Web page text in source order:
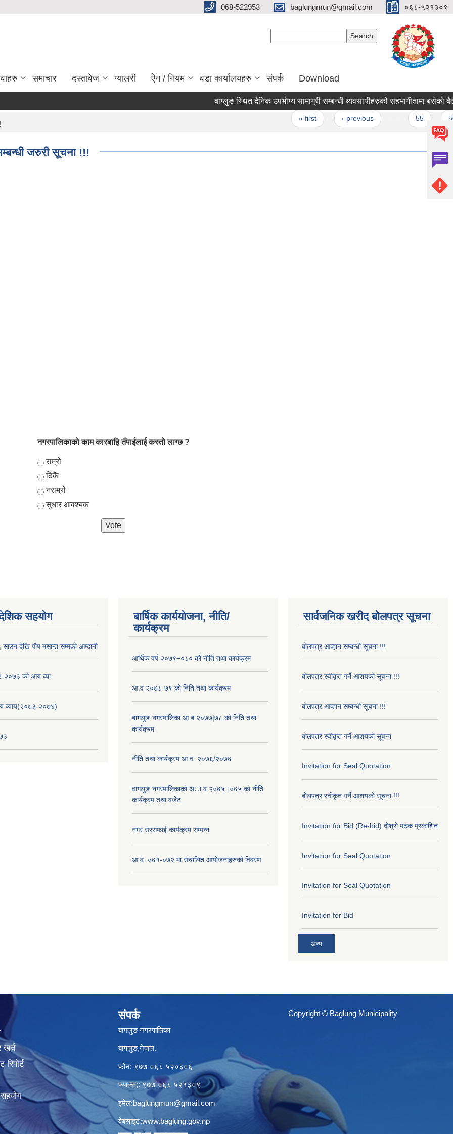
068-522953 baglungmun@gmail.com ०६८-५२१३०९
समाचार दस्तावेज ग्यालरी ऐन / नियम वडा कार्यालयहरु संपर्क Download
बाग्लुङ स्थित दैनिक उपभोग्य सामाग्री सम्बन्धी व्यवसायीहरुको सहभागीतामा बसेको बैठकको
« first ‹ previous …
जरुरी सूचना !!!
नगरपालिकाको काम कारबाहि तँपाईलाई कस्तो लाग्छ ?
Choices
राम्रो
ठिकै
नराम्रो
सुधार आवश्यक
सहयोग
साउन देखि पौष मसान्त सम्मको आम्दानी
को आय व्या
२०७४)
बार्षिक कार्ययोजना, नीति/
कार्यक्रम
आर्थिक वर्ष २०७९÷०८० को नीति तथा कार्यक्रम
आ.व २०७८-७९ को निति तथा कार्यक्रम
बागलुङ नगरपालिका आ.ब २०७७|७८ को निति तथा
कार्यक्रम
नीति तथा कार्यक्रम आ.व. २०७६/२०७७
वागलुङ नगरपालिकाकाे अा‍ व २०७४।०७५ काे नीति
कार्यक्रम तथा वजेट
नगर सरसफाई कार्यक्रम सम्पन्न
आ.व. ०७१-०७२ मा संचालित आयोजनाहरुको विवरण
सार्वजनिक खरीद बोलपत्र सूचना
बोलपत्र आव्हान सम्बन्धी सूचना !!!
बोलपत्र स्वीकृत गर्ने आशयको सूचना !!!
बोलपत्र आव्हान सम्बन्धी सूचना !!!
बोलपत्र स्वीकृत गर्ने आशयको सूचना
Invitation for Seal Quotation
बोलपत्र स्वीकृत गर्ने आशयको सूचना !!!
Invitation for Bid (Re-bid) दोश्रो पटक प्रकाशित
Invitation for Seal Quotation
Invitation for Seal Quotation
Invitation for Bid
अन्य
खर्च
संपर्क
बागलुङ नगरपालिका
बागलुङ,नेपाल.
फोन: ९७७ ०६८ ५२०३०६
फ्याक्स;: ९७७ ०६८ ५२१३०९
इमेल:baglungmun@gmail.com
वेबसाइट:www.baglung.gov.np
Copyright © Baglung Municipality